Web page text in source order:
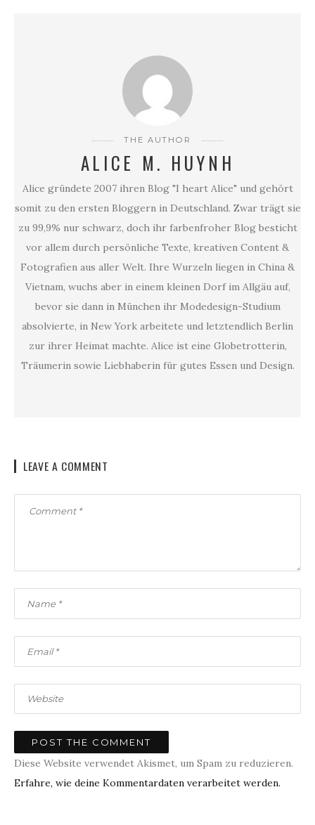
THE AUTHOR
ALICE M. HUYNH
Alice gründete 2007 ihren Blog "I heart Alice" und gehört
somit zu den ersten Bloggern in Deutschland. Zwar trägt sie
zu 99,9% nur schwarz, doch ihr farbenfroher Blog besticht
vor allem durch persönliche Texte, kreativen Content &
Fotografien aus aller Welt. Ihre Wurzeln liegen in China &
Vietnam, wuchs aber in einem kleinen Dorf im Allgäu auf,
bevor sie dann in München ihr Modedesign-Studium
absolvierte, in New York arbeitete und letztendlich Berlin
zur ihrer Heimat machte. Alice ist eine Globetrotterin,
Träumerin sowie Liebhaberin für gutes Essen und Design.
LEAVE A COMMENT
Diese Website verwendet Akismet, um Spam zu reduzieren.
Erfahre, wie deine Kommentardaten verarbeitet werden.